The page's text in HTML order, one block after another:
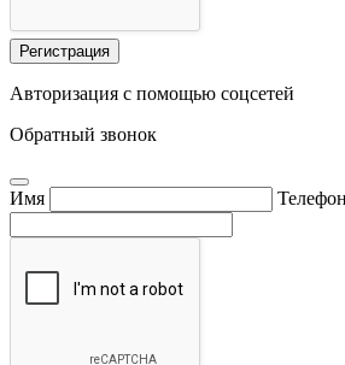
Регистрация
Авторизация с помощью соцсетей
Обратный звонок
Имя Телефон